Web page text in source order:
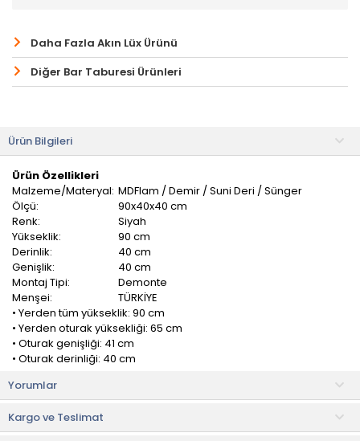
Daha Fazla Akın Lüx Ürünü
Diğer Bar Taburesi Ürünleri
Ürün Bilgileri
Ürün Özellikleri
Malzeme/Materyal: MDFlam / Demir / Suni Deri / Sünger
Ölçü:
90x40x40 cm
Renk:
Siyah
Yükseklik:
90 cm
Derinlik:
40 cm
Genişlik:
40 cm
Montaj Tipi:
Demonte
Menşei:
TÜRKİYE
• Yerden tüm yükseklik: 90 cm
• Yerden oturak yüksekliği: 65 cm
• Oturak genişliği: 41 cm
• Oturak derinliği: 40 cm
• Sandalye ağırlığı: 4,5 kg
Akın Lux Bar Taburesi, metal ve tel görünümlü tasarımıyla
oldukça sağlamdır. Ergonomik tasarıma sahiptir, böylece
Yorumlar
Kargo ve Teslimat